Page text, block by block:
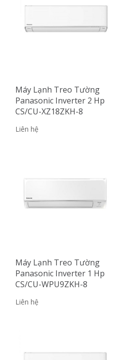
Máy Lạnh Treo Tường
Panasonic Inverter 2 Hp
CS/CU-XZ18ZKH-8
Liên hệ
Máy Lạnh Treo Tường
Panasonic Inverter 1 Hp
CS/CU-WPU9ZKH-8
Liên hệ